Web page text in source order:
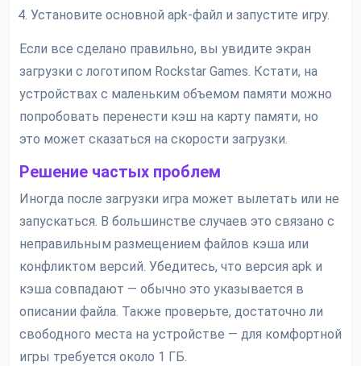
Установите основной apk-файл и запустите игру.
Если все сделано правильно, вы увидите экран
загрузки с логотипом Rockstar Games. Кстати, на
устройствах с маленьким объемом памяти можно
попробовать перенести кэш на карту памяти, но
это может сказаться на скорости загрузки.
Решение частых проблем
Иногда после загрузки игра может вылетать или не
запускаться. В большинстве случаев это связано с
неправильным размещением файлов кэша или
конфликтом версий. Убедитесь, что версия apk и
кэша совпадают — обычно это указывается в
описании файла. Также проверьте, достаточно ли
свободного места на устройстве — для комфортной
игры требуется около 1 ГБ.